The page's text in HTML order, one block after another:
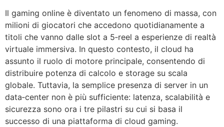
Il gaming online è diventato un fenomeno di massa, con
milioni di giocatori che accedono quotidianamente a
titoli che vanno dalle slot a 5‑reel a esperienze di realtà
virtuale immersiva. In questo contesto, il cloud ha
assunto il ruolo di motore principale, consentendo di
distribuire potenza di calcolo e storage su scala
globale. Tuttavia, la semplice presenza di server in un
data‑center non è più sufficiente: latenza, scalabilità e
sicurezza sono ora i tre pilastri su cui si basa il
successo di una piattaforma di cloud gaming.